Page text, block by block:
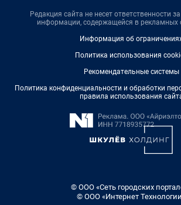
Редакция сайта не несет ответственности
информации, содержащейся в рекламных
Информация об
Политика использования
Рекомендательные системы
Политика конфиденциальности и обработки
правила использования
© ООО «Сеть городских
© ООО «Интернет